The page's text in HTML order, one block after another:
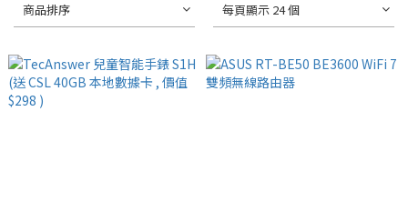
商品排序 每頁顯示 24 個